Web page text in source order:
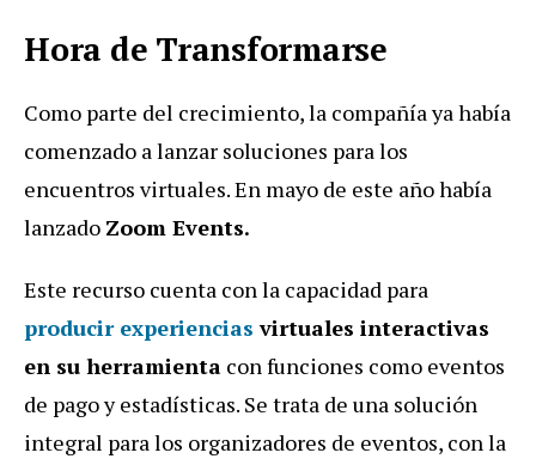
Hora de Transformarse
Como parte del crecimiento, la compañía ya había
comenzado a lanzar soluciones para los
encuentros virtuales. En mayo de este año había
lanzado Zoom Events.
Este recurso cuenta con la capacidad para
producir experienciasvirtuales interactivas
en su herramienta con funciones como eventos
de pago y estadísticas. Se trata de una solución
integral para los organizadores de eventos, con la